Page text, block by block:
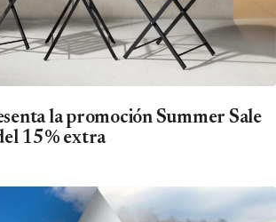
la promoción Summer Sale
15% extra